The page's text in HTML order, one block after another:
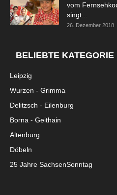
vom
singt...
26. Dezember 2018
BELIEBTE KATEGORIE
Leipzig
Wurzen - Grimma
Delitzsch - Eilenburg
Borna - Geithain
Altenburg
Döbeln
25 Jahre SachsenSonntag